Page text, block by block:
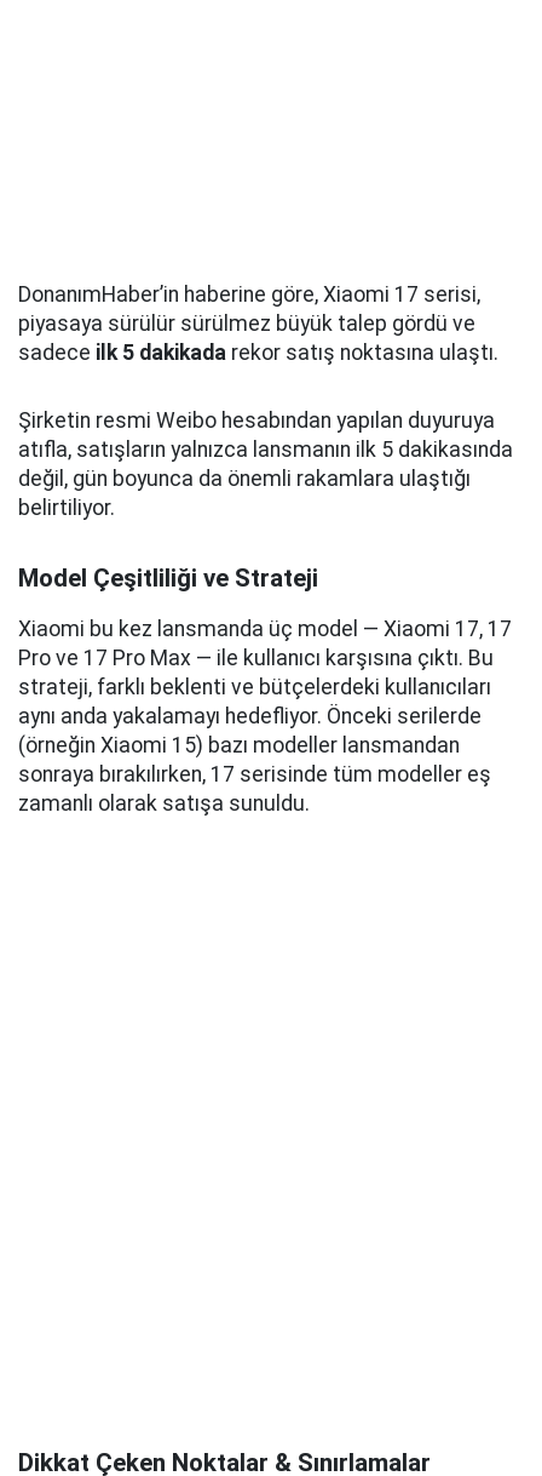
DonanımHaber’in haberine göre, Xiaomi 17 serisi,
piyasaya sürülür sürülmez büyük talep gördü ve
sadece ilk 5 dakikada rekor satış noktasına ulaştı.
Şirketin resmi Weibo hesabından yapılan duyuruya
atıfla, satışların yalnızca lansmanın ilk 5 dakikasında
değil, gün boyunca da önemli rakamlara ulaştığı
belirtiliyor.
Model Çeşitliliği ve Strateji
Xiaomi bu kez lansmanda üç model — Xiaomi 17, 17
Pro ve 17 Pro Max — ile kullanıcı karşısına çıktı. Bu
strateji, farklı beklenti ve bütçelerdeki kullanıcıları
aynı anda yakalamayı hedefliyor. Önceki serilerde
(örneğin Xiaomi 15) bazı modeller lansmandan
sonraya bırakılırken, 17 serisinde tüm modeller eş
zamanlı olarak satışa sunuldu.
Dikkat Çeken Noktalar & Sınırlamalar